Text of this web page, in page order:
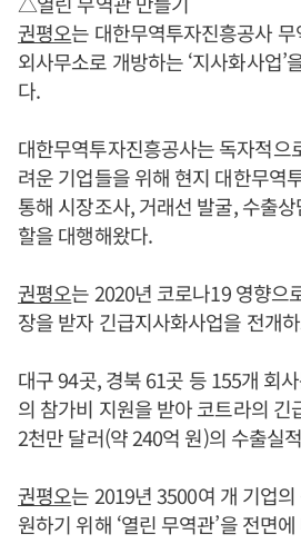
권평오는 대한무역투자진흥공사
외사무소로 개방하는 ‘지사화사업’
다.
대한무역투자진흥공사는 독자적으
려운 기업들을 위해 현지 대한무역
통해 시장조사, 거래선 발굴, 수출
할을 대행해왔다.
권평오는 2020년 코로나19 영향으
장을 받자 긴급지사화사업을 전개
대구 94곳, 경북 61곳 등 155개 회
의 참가비 지원을 받아 코트라의 긴
2천만 달러(약 240억 원)의 수출실
권평오는 2019년 3500여 개 기업
원하기 위해 ‘열린 무역관’을 전면